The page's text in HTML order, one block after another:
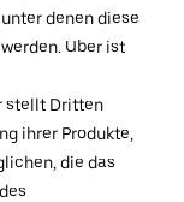
denen diese
Uber ist
stellt Dritten
ihrer Produkte,
die das